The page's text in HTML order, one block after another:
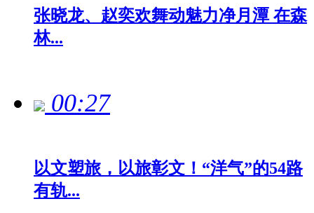
张晓龙、赵奕欢舞动魅力净月潭 在森
林...
00:27
以文塑旅，以旅彰文！“洋气”的54路
有轨...